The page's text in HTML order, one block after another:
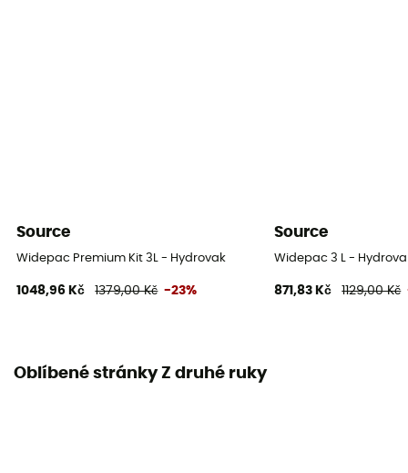
Source
Widepac Premium Kit 3L - Hydrovak
1048,96 Kč 1379,00 Kč -23%
Source
Widepac 3 L -
871,83 Kč 1129,00 Kč
Oblíbené stránky Z druhé ruky